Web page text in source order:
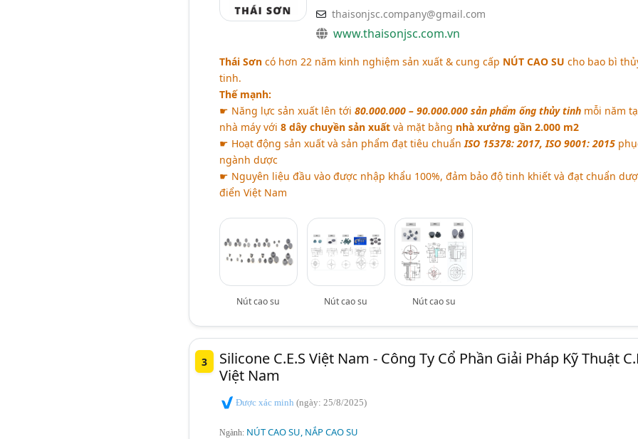
thaisonjsc.company@gmail.com
www.thaisonjsc.com.vn
Thái Sơn có hơn 22 năm kinh nghiệm sản xuất & cung cấp NÚT CAO SU cho bao bì
tinh.
Thế mạnh:
☛ Năng lực sản xuất lên tới 80.000.000 – 90.000.000 sản phẩm ống thủy tinhmỗi năm
nhà máy với 8 dây chuyền sản xuấtvà mặt bằng nhà xưởng gần 2.000 m2
☛ Hoạt động sản xuất và sản phẩm đạt tiêu chuẩnISO 15378: 2017, ISO 9001: 2015
ngành dược
☛ Nguyên liệu đầu vào được nhập khẩu 100%, đảm bảo độ tinh khiết và đạt chuẩn
điển Việt Nam
Nút cao su Nút cao su Nút cao su
3
Silicone C.E.S Việt Nam - Công Ty Cổ Phần Giải Pháp Kỹ Thuật
Việt Nam
Được xác minh (ngày: 25/8/2025)
Ngành: NÚT CAO SU, NẮP CAO SU